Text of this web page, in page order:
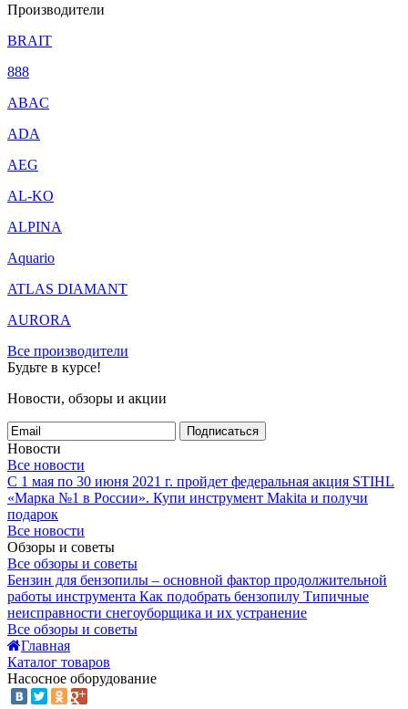
Производители
BRAIT
888
ABAC
ADA
AEG
AL-KO
ALPINA
Aquario
ATLAS DIAMANT
AURORA
Все производители
Будьте в курсе!
Новости, обзоры и акции
Подписаться
Новости
Все новости
С 1 мая по 30 июня 2021 г. пройдет федеральная акция STIHL
«Марка №1 в России». Купи инструмент Makita и получи
подарок
Все новости
Обзоры и советы
Все обзоры и советы
Бензин для бензопилы – основной фактор продолжительной
работы инструмента Как подобрать бензопилу Типичные
неисправности снегоуборщика и их устранение
Все обзоры и советы
Главная
Каталог товаров
Насосное оборудование